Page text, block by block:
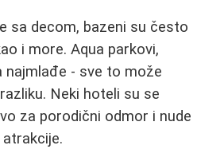
sa decom, bazeni su često
i more. Aqua parkovi,
najmlađe - sve to može
Neki hoteli su se
za porodični odmor i nude